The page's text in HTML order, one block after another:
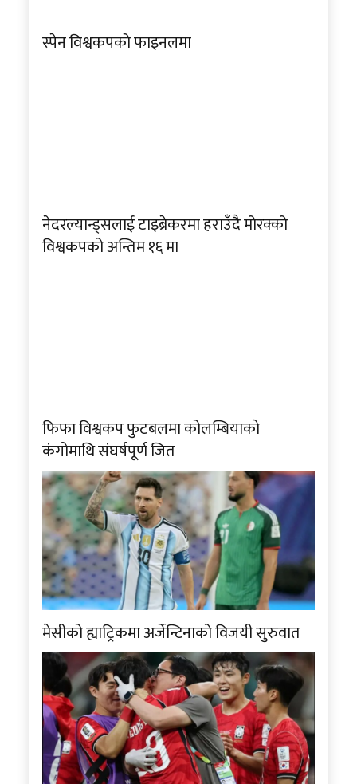
स्पेन विश्वकपको फाइनलमा
नेदरल्यान्ड्सलाई टाइब्रेकरमा हराउँदै मोरक्को
विश्वकपको अन्तिम १६ मा
फिफा विश्वकप फुटबलमा कोलम्बियाकाे
कंगोमाथि संघर्षपूर्ण जित
मेसीको ह्याट्रिकमा अर्जेन्टिनाको विजयी सुरुवात